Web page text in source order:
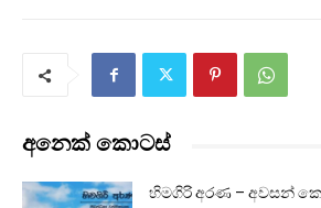
අනෙක් කොටස්
හිමගිරි අරණ – අවසන්